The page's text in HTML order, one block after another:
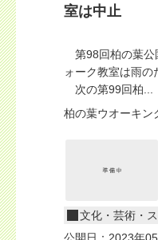
室は中止
第98回柏の葉公
ォーク教室は雨の
次の第99回柏...
柏の葉ウオーキン
文化・芸術・